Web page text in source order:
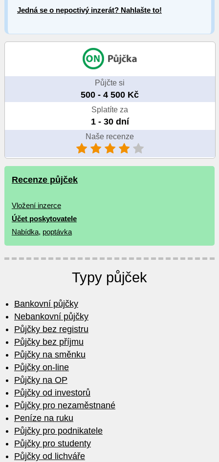
Jedná se o nepoctivý inzerát? Nahlašte to!
Půjčte si
500 - 4 500 Kč
Splatíte za
1 - 30 dní
Naše recenze
Recenze půjček
Vložení inzerce
Účet poskytovatele
Nabídka, poptávka
Typy půjček
Bankovní půjčky
Nebankovní půjčky
Půjčky bez registru
Půjčky bez příjmu
Půjčky na směnku
Půjčky on-line
Půjčky na OP
Půjčky od investorů
Půjčky pro nezaměstnané
Peníze na ruku
Půjčky pro podnikatele
Půjčky pro studenty
Půjčky od lichváře